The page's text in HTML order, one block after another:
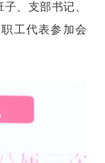
、支部书记、
工代表参加会